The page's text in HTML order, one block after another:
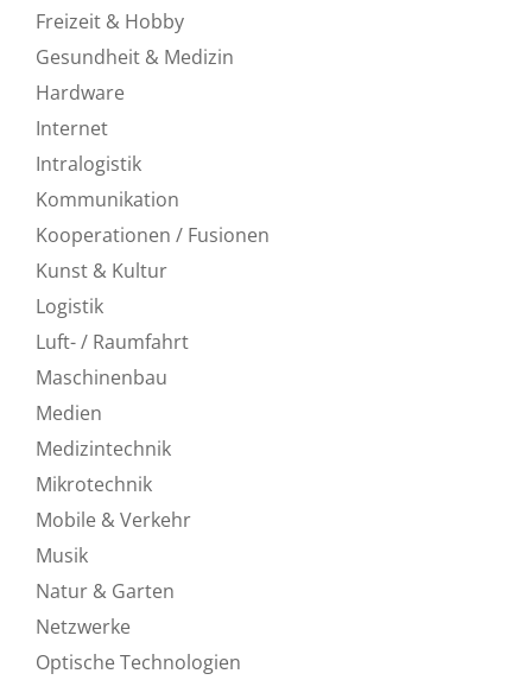
Freizeit & Hobby
Gesundheit & Medizin
Hardware
Internet
Intralogistik
Kommunikation
Kooperationen / Fusionen
Kunst & Kultur
Logistik
Luft- / Raumfahrt
Maschinenbau
Medien
Medizintechnik
Mikrotechnik
Mobile & Verkehr
Musik
Natur & Garten
Netzwerke
Optische Technologien